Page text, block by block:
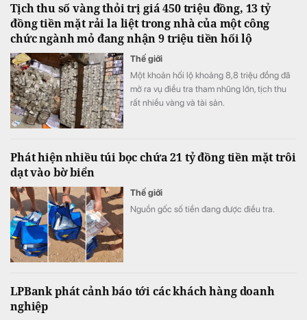
Tịch thu số vàng thỏi trị giá 450 triệu đồng, 13 tỷ
đồng tiền mặt rải la liệt trong nhà của một công
chức ngành mỏ đang nhận 9 triệu tiền hối lộ
Thế giới
Một khoản hối lộ khoảng 8,8 triệu đồng đã
mở ra vụ điều tra tham nhũng lớn, tịch thu
rất nhiều vàng và tài sản.
Phát hiện nhiều túi bọc chứa 21 tỷ đồng tiền mặt trôi
dạt vào bờ biển
Thế giới
Nguồn gốc số tiền đang được điều tra.
LPBank phát cảnh báo tới các khách hàng doanh
nghiệp